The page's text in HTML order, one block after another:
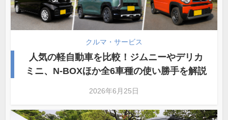
クルマ・サービス
人気の軽自動車を比較！ジムニーやデリカ
ミニ、N-BOXほか全6車種の使い勝手を解説
2026年6月25日